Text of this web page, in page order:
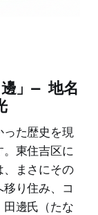
」— 地名
た歴史を現
東住吉区に
、まさにその
り住み、コ
田邊氏（たな